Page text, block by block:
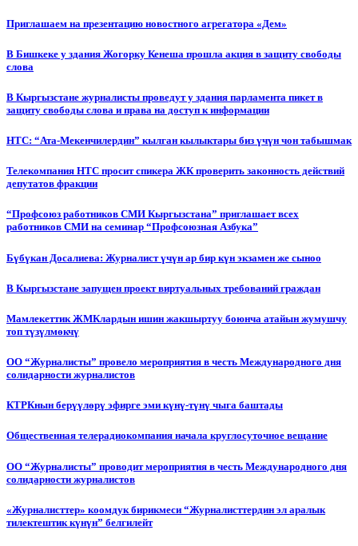
Приглашаем на презентацию новостного агрегатора «Дем»
В Бишкеке у здания Жогорку Кенеша прошла акция в защиту свободы
слова
В Кыргызстане журналисты проведут у здания парламента пикет в
защиту свободы слова и права на доступ к информации
НТС: “Ата-Мекенчилердин” кылган кылыктары биз үчүн чон табышмак
Телекомпания НТС просит спикера ЖК проверить законность действий
депутатов фракции
“Профсоюз работников СМИ Кыргызстана” приглашает всех
работников СМИ на семинар “Профсоюзная Азбука”
Бүбүкан Досалиева: Журналист үчүн ар бир күн экзамен же сыноо
В Кыргызстане запущен проект виртуальных требований граждан
Мамлекеттик ЖМКлардын ишин жакшыртуу боюнча атайын жумушчу
топ түзүлмөкчү
ОО “Журналисты” провело мероприятия в честь Международного дня
солидарности журналистов
КТРКнын берүүлөрү эфирге эми күнү-түнү чыга баштады
Общественная телерадиокомпания начала круглосуточное вещание
ОО “Журналисты” проводит мероприятия в честь Международного дня
солидарности журналистов
«Журналисттер» коомдук бирикмеси “Журналисттердин эл аралык
тилектештик күнүн” белгилейт